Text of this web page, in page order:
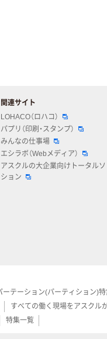
関連サイト
LOHACO（ロハコ）
パプリ（印刷・スタンプ）
みんなの仕事場
エシラボ（Webメディア）
アスクルの大企業向けトータル
ション
ーテーション(パーティション)
すべての働く現場をアスクル
特集一覧